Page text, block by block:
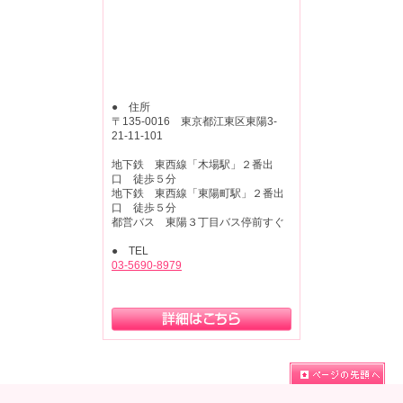
● 住所
〒135-0016 東京都江東区東陽3-
21-11-101
地下鉄 東西線「木場駅」２番出
口 徒歩５分
地下鉄 東西線「東陽町駅」２番出
口 徒歩５分
都営バス 東陽３丁目バス停前すぐ
● TEL
03-5690-8979